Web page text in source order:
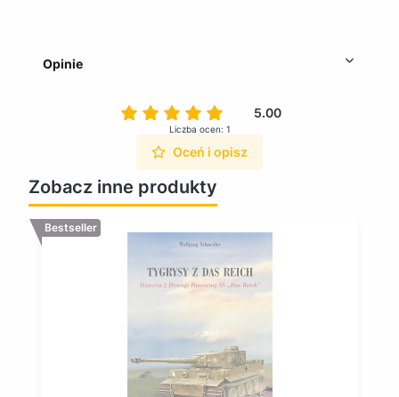
Opinie
5.00
Liczba ocen: 1
Oceń i opisz
Zobacz inne produkty
Bestseller